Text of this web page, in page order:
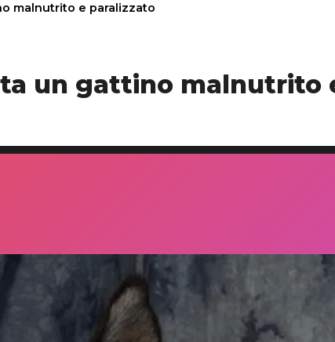
malnutrito e paralizzato
un gattino malnutrito